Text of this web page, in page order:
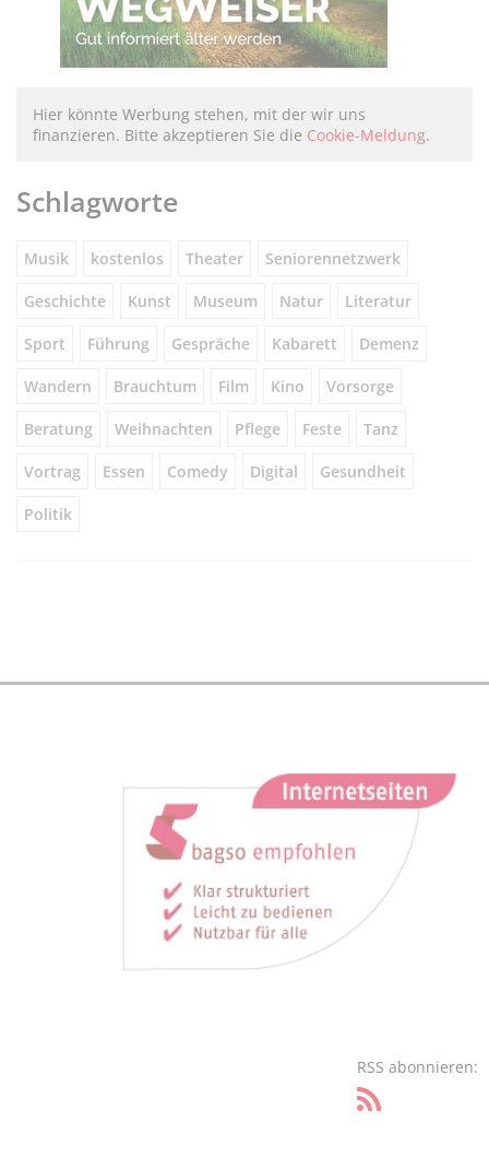
Hier könnte Werbung stehen, mit der wir uns
finanzieren. Bitte akzeptieren Sie die Cookie-Meldung.
Schlagworte
Musik kostenlos Theater Seniorennetzwerk
Geschichte Kunst Museum Natur Literatur
Sport Führung Gespräche Kabarett Demenz
Wandern Brauchtum Film Kino Vorsorge
Beratung Weihnachten Pflege Feste Tanz
Vortrag Essen Comedy Digital Gesundheit
Politik
RSS abonnieren: